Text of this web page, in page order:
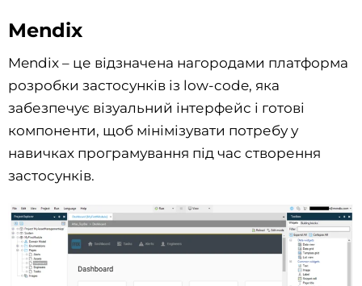
Mendix
Mendix – це відзначена нагородами платформа
розробки застосунків із low-code, яка
забезпечує візуальний інтерфейс і готові
компоненти, щоб мінімізувати потребу у
навичках програмування під час створення
застосунків.